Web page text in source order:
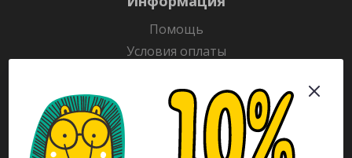
Помощь
Условия оплаты
Гарантия на товар
Раскраски
Рекламодателям